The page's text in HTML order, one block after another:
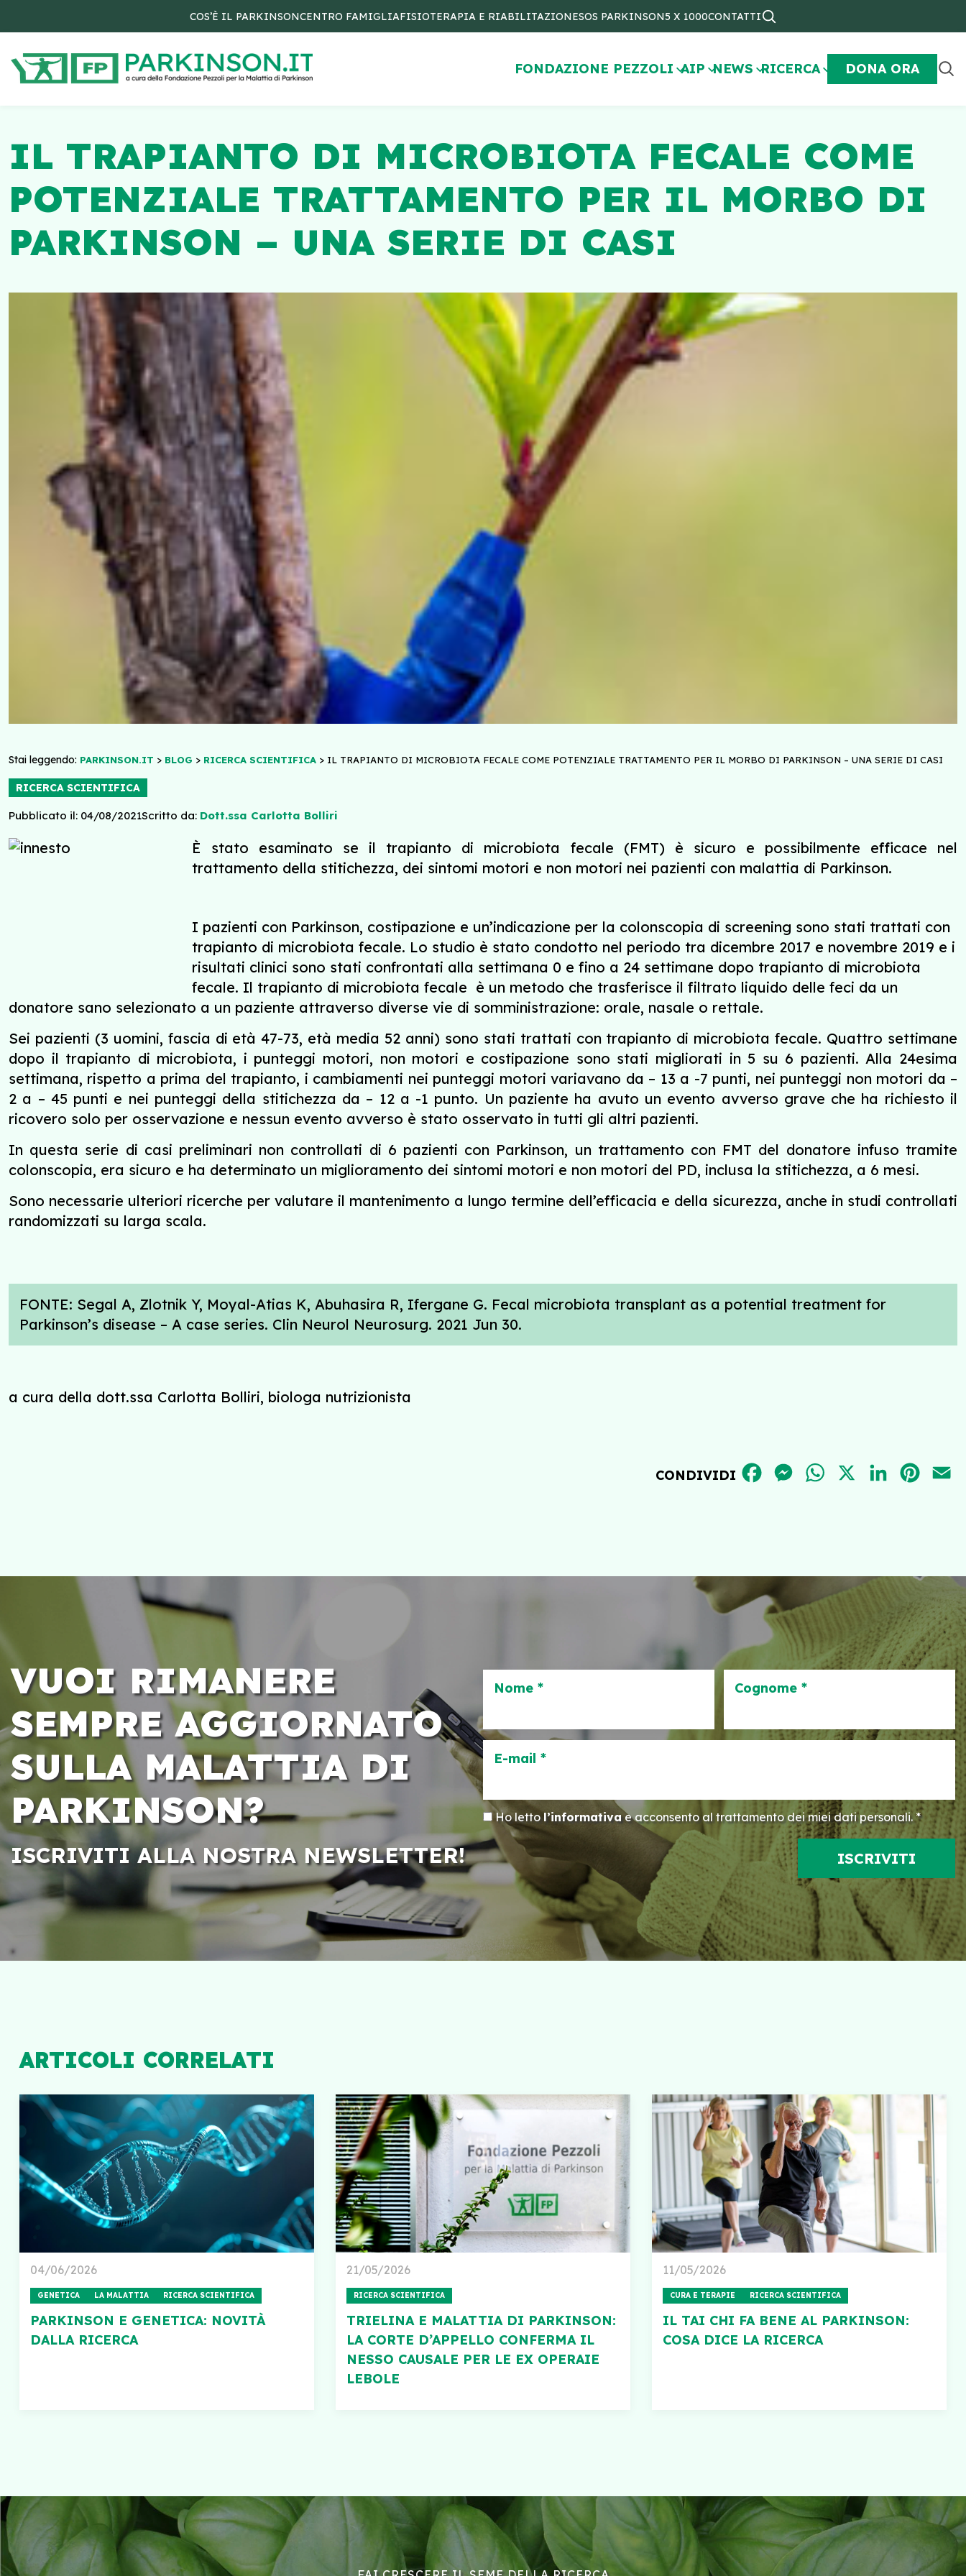
COS’È IL PARKINSONCENTRO FAMIGLIAFISIOTERAPIA E RIABILITAZIONESOS PARKINSON5 X 1000CONTATTI
FONDAZIONE PEZZOLI AIP NEWS RICERCA DONA ORA
IL TRAPIANTO DI MICROBIOTA FECALE COME
POTENZIALE TRATTAMENTO PER IL MORBO DI
PARKINSON – UNA SERIE DI CASI
Stai leggendo: PARKINSON.IT > BLOG > RICERCA SCIENTIFICA > IL TRAPIANTO DI MICROBIOTA FECALE COME POTENZIALE TRATTAMENTO PER IL MORBO DI PARKINSON – UNA SERIE DI CASI
RICERCA SCIENTIFICA
Pubblicato il: 04/08/2021Scritto da: Dott.ssa Carlotta Bolliri
È stato esaminato se il trapianto di microbiota fecale (FMT) è sicuro e possibilmente efficace nel
trattamento della stitichezza, dei sintomi motori e non motori nei pazienti con malattia di Parkinson.
I pazienti con Parkinson, costipazione e un’indicazione per la colonscopia di screening sono stati trattati con
trapianto di microbiota fecale. Lo studio è stato condotto nel periodo tra dicembre 2017 e novembre 2019 e i
risultati clinici sono stati confrontati alla settimana 0 e fino a 24 settimane dopo trapianto di microbiota
fecale. Il trapianto di microbiota fecale è un metodo che trasferisce il filtrato liquido delle feci da un
donatore sano selezionato a un paziente attraverso diverse vie di somministrazione: orale, nasale o rettale.
Sei pazienti (3 uomini, fascia di età 47-73, età media 52 anni) sono stati trattati con trapianto di microbiota fecale. Quattro settimane
dopo il trapianto di microbiota, i punteggi motori, non motori e costipazione sono stati migliorati in 5 su 6 pazienti. Alla 24esima
settimana, rispetto a prima del trapianto, i cambiamenti nei punteggi motori variavano da – 13 a -7 punti, nei punteggi non motori da –
2 a – 45 punti e nei punteggi della stitichezza da – 12 a -1 punto. Un paziente ha avuto un evento avverso grave che ha richiesto il
ricovero solo per osservazione e nessun evento avverso è stato osservato in tutti gli altri pazienti.
In questa serie di casi preliminari non controllati di 6 pazienti con Parkinson, un trattamento con FMT del donatore infuso tramite
colonscopia, era sicuro e ha determinato un miglioramento dei sintomi motori e non motori del PD, inclusa la stitichezza, a 6 mesi.
Sono necessarie ulteriori ricerche per valutare il mantenimento a lungo termine dell’efficacia e della sicurezza, anche in studi controllati
randomizzati su larga scala.
FONTE: Segal A, Zlotnik Y, Moyal-Atias K, Abuhasira R, Ifergane G. Fecal microbiota transplant as a potential treatment for
Parkinson’s disease – A case series. Clin Neurol Neurosurg. 2021 Jun 30.
a cura della dott.ssa Carlotta Bolliri, biologa nutrizionista
CONDIVIDI FACEBOOKMESSENGER
WHATSAPPLINKEDIN
VUOI RIMANERE
SEMPRE AGGIORNATO
SULLA MALATTIA DI
PARKINSON?
ISCRIVITI ALLA NOSTRA NEWSLETTER!
Nome * Cognome *
E-mail *
Ho letto l’informativae acconsento al trattamento dei miei dati personali. *
ARTICOLI CORRELATI
04/06/2026
GENETICA LA MALATTIA RICERCA SCIENTIFICA
PARKINSON E GENETICA: NOVITÀ
DALLA RICERCA
21/05/2026
RICERCA SCIENTIFICA
TRIELINA E MALATTIA DI PARKINSON:
LA CORTE D’APPELLO CONFERMA IL
NESSO CAUSALE PER LE EX OPERAIE
LEBOLE
11/05/2026
CURA E TERAPIE RICERCA SCIENTIFICA
IL TAI CHI FA BENE AL PARKINSON:
COSA DICE LA RICERCA